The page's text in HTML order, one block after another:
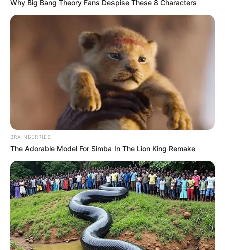
Why Big Bang Theory Fans Despise These 8 Characters
BRAINBERRIES
The Adorable Model For Simba In The Lion King Remake